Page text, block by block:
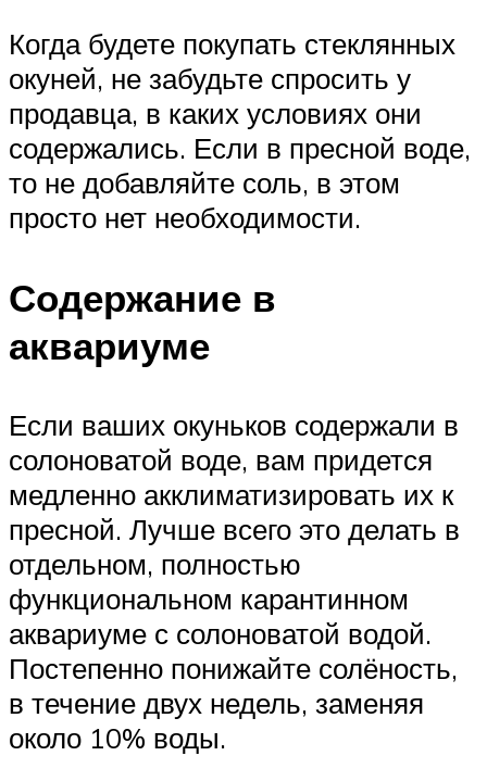
Когда будете покупать стеклянных
окуней, не забудьте спросить у
продавца, в каких условиях они
содержались. Если в пресной воде,
то не добавляйте соль, в этом
просто нет необходимости.
Содержание в
аквариуме
Если ваших окуньков содержали в
солоноватой воде, вам придется
медленно акклиматизировать их к
пресной. Лучше всего это делать в
отдельном, полностью
функциональном карантинном
аквариуме с солоноватой водой.
Постепенно понижайте солёность,
в течение двух недель, заменяя
около 10% воды.